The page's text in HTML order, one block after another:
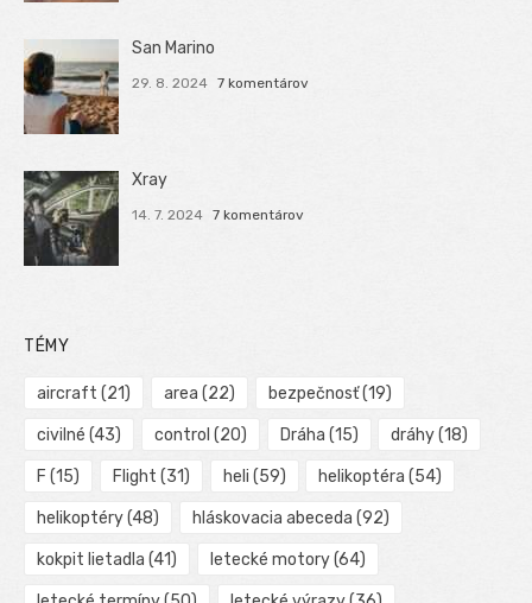
San Marino
29. 8. 2024 7 komentárov
Xray
14. 7. 2024 7 komentárov
TÉMY
aircraft (21) area (22) bezpečnosť(19)
civilné (43) control (20) Dráha (15) dráhy(18)
F (15) Flight (31) heli (59) helikoptéra (54)
helikoptéry(48) hláskovacia abeceda (92)
kokpit lietadla (41) letecké motory(64)